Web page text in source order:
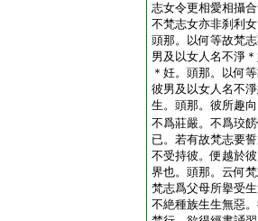
志女令更相愛相攝
不梵志女亦非刹利
頭那。以何等故梵
男及以女人名不淨
＊妊。頭那。以何
彼男及以女人名不
生。頭那。彼所趣
不爲莊嚴。不爲珓
已。若有故梵志要
不受持彼。便越於
界也。頭那。云何
梵志爲父母所擧受
不絶種族生生無惡